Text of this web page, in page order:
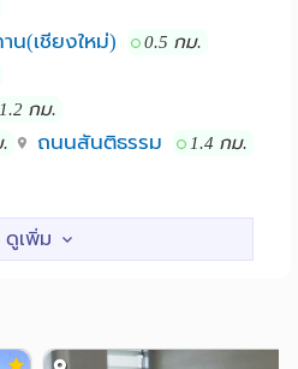
น(เชียงใหม่) 0.5 กม.
1.2 กม.
ถนนสันติธรรม 1.4 กม.
กม.
ใหม่